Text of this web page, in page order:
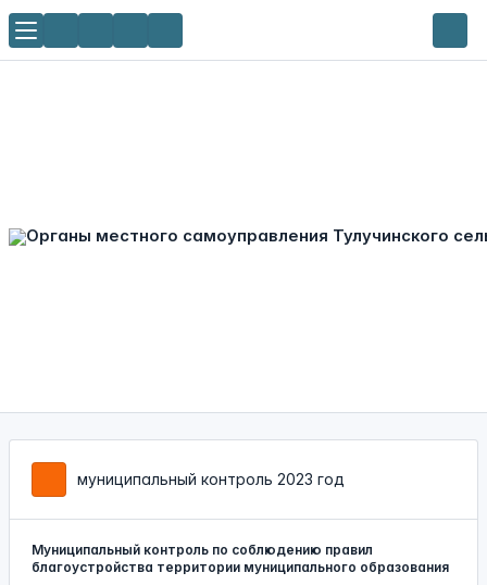
муниципальный контроль 2023 год
Муниципальный контроль по соблюдению правил
благоустройства территории муниципального образования